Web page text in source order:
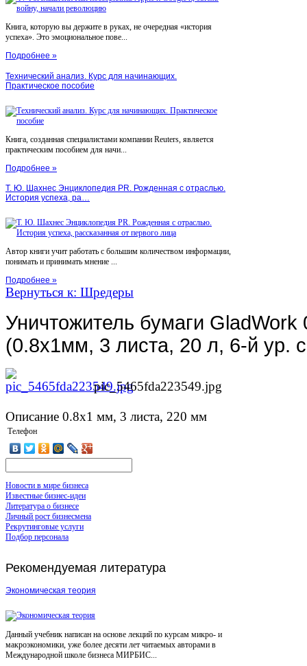
Книга, которую вы держите в руках, не очередная «история
успеха». Это эмоциональное пове...
Подробнее »
Технический анализ. Курс для начинающих.
Практическое пособие
Книга, созданная специалистами компании Reuters, является
практическим пособием для начи...
Подробнее »
Т. Ю. Шахнес Энциклопедия PR. Рожденная с отраслью.
История успеха, ра…
Автор книги учит работать с большим количеством информации,
понимать и принимать мнение ...
Подробнее »
Вернуться к: Шредеры
Уничтожитель бумаги GladWork
(0.8x1мм, 3 листа, 20 л, 6-й ур.
pic_5465fda223549.jpg
Описание 0.8x1 мм, 3 листа, 220 мм
Телефон
Новости в мире бизнеса
Известные бизнес-идеи
Литература о бизнесе
Личный рост бизнесмена
Рекрутинговые услуги
Подбор персонала
Рекомендуемая литература
Экономическая теория
Данный учебник написан на основе лекций по курсам микро- и
макроэкономики, уже более десяти лет читаемых авторами в
Международной школе бизнеса МИРБИС...